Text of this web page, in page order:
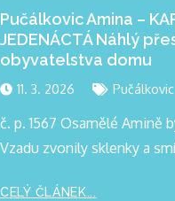
Pučálkovic Amina –
JEDENÁCTÁ Náhlý
obyvatelstva domu
11. 3. 2026
č. p. 1567 Osamělé Amině
Vzadu zvonily sklenky a
CELÝ ČLÁNEK...